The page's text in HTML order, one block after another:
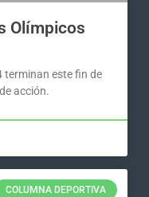
Olímpicos
terminan este fin de
acción.
COLUMNA DEPORTIVA